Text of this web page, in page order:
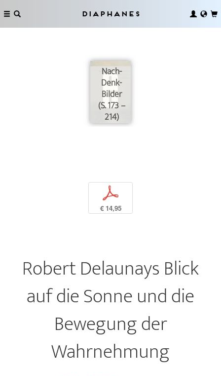
Diaphanes
Nach-
Denk-
Bilder
(S. 173 –
214)
p
€ 14,95
Robert Delaunays Blick
auf die Sonne und die
Bewegung der
Wahrnehmung